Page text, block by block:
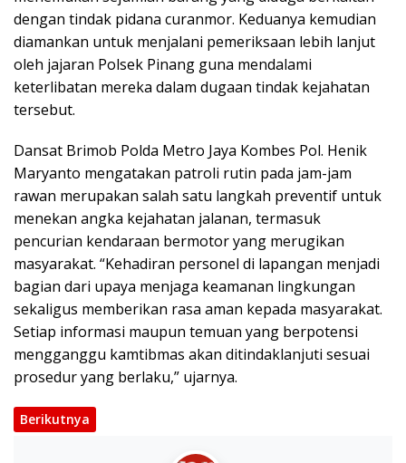
dengan tindak pidana curanmor. Keduanya kemudian
diamankan untuk menjalani pemeriksaan lebih lanjut
oleh jajaran Polsek Pinang guna mendalami
keterlibatan mereka dalam dugaan tindak kejahatan
tersebut.
Dansat Brimob Polda Metro Jaya Kombes Pol. Henik
Maryanto mengatakan patroli rutin pada jam-jam
rawan merupakan salah satu langkah preventif untuk
menekan angka kejahatan jalanan, termasuk
pencurian kendaraan bermotor yang merugikan
masyarakat. “Kehadiran personel di lapangan menjadi
bagian dari upaya menjaga keamanan lingkungan
sekaligus memberikan rasa aman kepada masyarakat.
Setiap informasi maupun temuan yang berpotensi
mengganggu kamtibmas akan ditindaklanjuti sesuai
prosedur yang berlaku,” ujarnya.
Berikutnya